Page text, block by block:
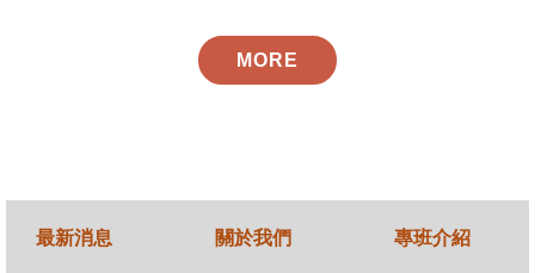
MORE
最新消息 關於我們 專班介紹